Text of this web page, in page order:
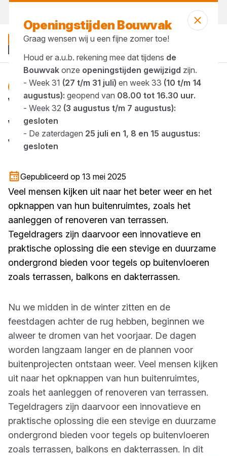
Blog
Wat zijn tegeldragers en
waarom zijn ze essentieel
voor buitenvloeren?
Gepubliceerd op 13 mei 2025
Veel mensen kijken uit naar het beter weer en het
opknappen van hun buitenruimtes, zoals het
aanleggen of renoveren van terrassen.
Tegeldragers zijn daarvoor een innovatieve en
praktische oplossing die een stevige en duurzame
ondergrond bieden voor tegels op buitenvloeren
zoals terrassen, balkons en dakterrassen.
Nu we midden in de winter zitten en de
feestdagen achter de rug hebben, beginnen we
alweer te dromen van het voorjaar. De dagen
worden langzaam langer en de plannen voor
buitenprojecten ontstaan weer. Veel mensen kijken
uit naar het opknappen van hun buitenruimtes,
zoals het aanleggen of renoveren van terrassen.
Tegeldragers zijn daarvoor een innovatieve en
praktische oplossing die een stevige en duurzame
ondergrond bieden voor tegels op buitenvloeren
zoals terrassen, balkons en dakterrassen. In dit
Openingstijden Bouwvak
Graag wensen wij u een fijne zomer toe!
Houd er a.u.b. rekening mee dat tijdens de
Bouwvakonze openingstijden gewijzigd zijn.
- Week 31 (27 t/m 31 juli) en week 33 (10 t/m 14
augustus): geopend van 08.00 tot 16.30 uur.
- Week 32 (3 augustus t/m 7 augustus):
gesloten
- De zaterdagen 25 juli en 1, 8 en 15 augustus:
gesloten